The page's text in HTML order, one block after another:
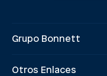
Grupo Bonnett
Otros Enlaces